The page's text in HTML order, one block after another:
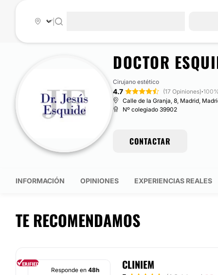
DOCTOR
Cirujano estético
4.7 (17 Opiniones)·
Calle de la Granja, 8, Madrid,
Nº colegiado 39902
CONTACTAR
INFORMACIÓN OPINIONES EXPERIENCIAS REALES
TE RECOMENDAMOS
CLINIEM
Responde en 48h